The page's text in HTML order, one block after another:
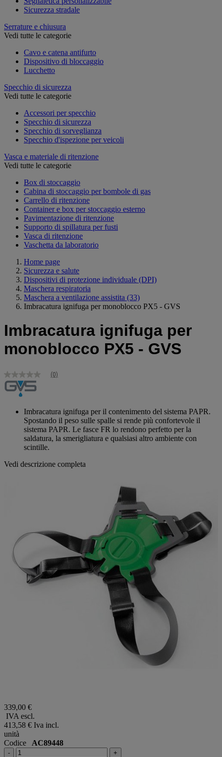
Sicurezza stradale
Serrature e chiusura
Vedi tutte le categorie
Cavo e catena antifurto
Dispositivo di bloccaggio
Lucchetto
Specchio di sicurezza
Vedi tutte le categorie
Accessori per specchio
Specchio di sicurezza
Specchio di sorveglianza
Specchio d'ispezione per veicoli
Vasca e materiale di ritenzione
Vedi tutte le categorie
Box di stoccaggio
Cabina di stoccaggio per bombole di gas
Carrello di ritenzione
Container e box per stoccaggio esterno
Pavimentazione di ritenzione
Supporto di spillatura per fusti
Vasca di ritenzione
Vaschetta da laboratorio
Home page
Sicurezza e salute
Dispositivi di protezione individuale (DPI)
Maschera respiratoria
Maschera a ventilazione assistita (33)
Imbracatura ignifuga per monoblocco PX5 - GVS
Imbracatura ignifuga per
monoblocco PX5 - GVS
Nessuna
valutazione
Stesso
pagina.
(0)
Imbracatura ignifuga per il contenimento del sistema PAPR.
Spostando il peso sulle spalle si rende più confortevole il
sistema PAPR. Le fasce FR lo rendono perfetto per la
saldatura, la smerigliatura e qualsiasi altro ambiente con
scintille.
Vedi descrizione completa
339,00 €
IVA escl.
413,58 € Iva incl.
unità
Codice AC89448
- +